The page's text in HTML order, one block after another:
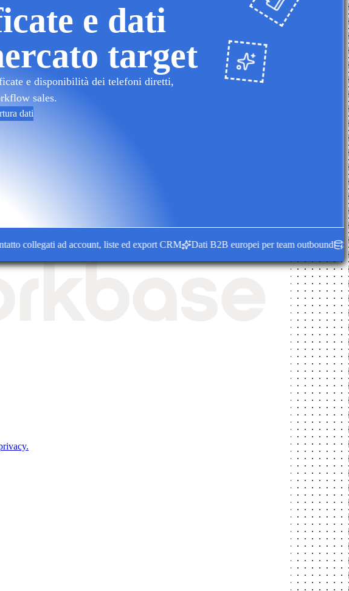
e dati
target
e disponibilità dei telefoni diretti,
sales.
dati
ad account, liste ed export CRM Dati B2B europei per team outbound